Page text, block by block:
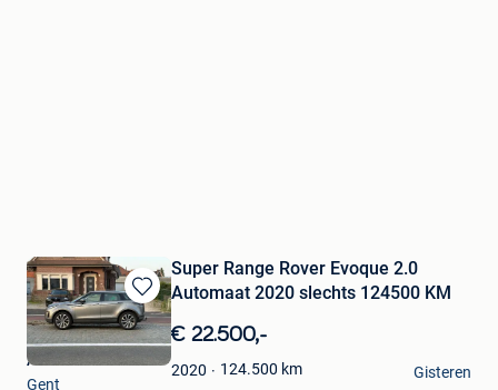
Bewaren
in
Mijn
Favorieten
Super Range Rover Evoque 2.0
Automaat 2020 slechts 124500 KM
€ 22.500,-
2020 124.500 km
ARK
Gent
Gisteren